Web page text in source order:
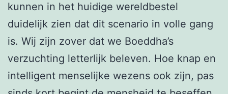
kunnen in het huidige wereldbestel
duidelijk zien dat dit scenario in volle gang
is. Wij zijn zover dat we Boeddha’s
verzuchting letterlijk beleven. Hoe knap en
intelligent menselijke wezens ook zijn, pas